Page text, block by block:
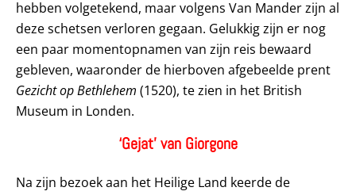
hebben volgetekend, maar volgens Van Mander zijn al
deze schetsen verloren gegaan. Gelukkig zijn er nog
een paar momentopnamen van zijn reis bewaard
gebleven, waaronder de hierboven afgebeelde prent
Gezicht op Bethlehem (1520), te zien in het British
Museum in Londen.
‘Gejat’ van Giorgone
Na zijn bezoek aan het Heilige Land keerde de